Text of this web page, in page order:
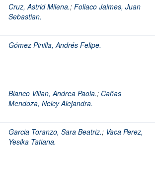
Cruz, Astrid Milena.; Foliaco Jaimes, Juan
Sebastian.
Gómez Pinilla, Andrés Felipe.
Blanco Villan, Andrea Paola.; Cañas
Mendoza, Nelcy Alejandra.
Garcia Toranzo, Sara Beatriz.; Vaca Perez,
Yesika Tatiana.